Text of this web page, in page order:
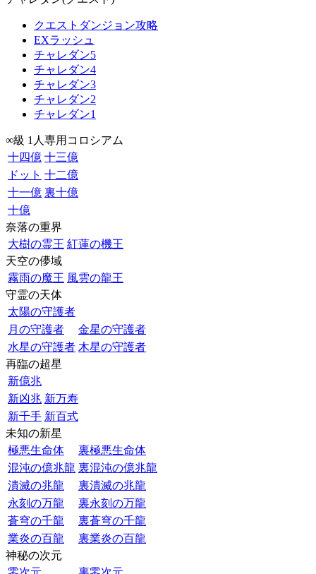
クエストダンジョン攻略
EXラッシュ
チャレダン5
チャレダン4
チャレダン3
チャレダン2
チャレダン1
∞級 1人専用コロシアム
十四億 十三億
ドット 十二億
十一億 裏十億
十億
奈落の重界
大樹の霊王 紅蓮の機王
天空の儚域
霧雨の魔王 風雲の龍王
守霊の天体
太陽の守護者
月の守護者
金星の守護者
水星の守護者 木星の守護者
再臨の超星
新億兆
新凶兆 新万寿
新千手 新百式
未知の新星
極悪生命体
裏極悪生命体
混沌の億兆龍 裏混沌の億兆龍
潰滅の兆龍
裏潰滅の兆龍
永刻の万龍
裏永刻の万龍
蒼穹の千龍
裏蒼穹の千龍
業炎の百龍
裏業炎の百龍
神秘の次元